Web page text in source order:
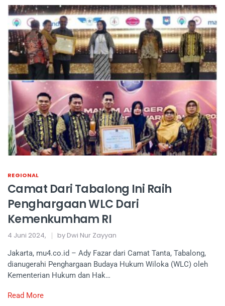
REGIONAL
Camat Dari Tabalong Ini Raih
Penghargaan WLC Dari
Kemenkumham RI
4 Juni 2024, by Dwi Nur Zayyan
Jakarta, mu4.co.id – Ady Fazar dari Camat Tanta, Tabalong,
dianugerahi Penghargaan Budaya Hukum Wiloka (WLC) oleh
Kementerian Hukum dan Hak…
Read More